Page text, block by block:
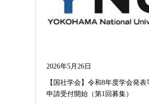
2026年5月26日
【国社学会】令和8年度学会発
申請受付開始（第1回募集）